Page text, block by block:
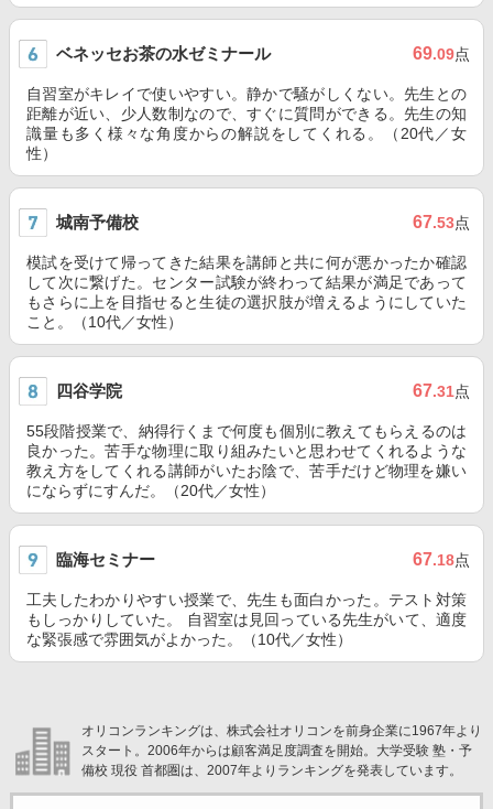
ベネッセお茶の水ゼミナール 69.09点
自習室がキレイで使いやすい。静かで騒がしくない。先生との
距離が近い、少人数制なので、すぐに質問ができる。先生の知
識量も多く様々な角度からの解説をしてくれる。（20代／女
性）
城南予備校 67.53点
模試を受けて帰ってきた結果を講師と共に何が悪かったか確認
して次に繋げた。センター試験が終わって結果が満足であって
もさらに上を目指せると生徒の選択肢が増えるようにしていた
こと。（10代／女性）
四谷学院 67.31点
55段階授業で、納得行くまで何度も個別に教えてもらえるのは
良かった。苦手な物理に取り組みたいと思わせてくれるような
教え方をしてくれる講師がいたお陰で、苦手だけど物理を嫌い
にならずにすんだ。（20代／女性）
臨海セミナー 67.18点
工夫したわかりやすい授業で、先生も面白かった。テスト対策
もしっかりしていた。 自習室は見回っている先生がいて、適度
な緊張感で雰囲気がよかった。（10代／女性）
オリコンランキングは、株式会社オリコンを前身企業に1967年より
スタート。2006年からは顧客満足度調査を開始。大学受験 塾・予
備校 現役 首都圏は、2007年よりランキングを発表しています。